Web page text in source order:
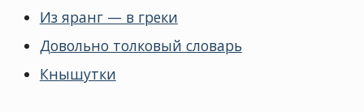
Из яранг — в греки
Довольно толковый словарь
Кнышутки